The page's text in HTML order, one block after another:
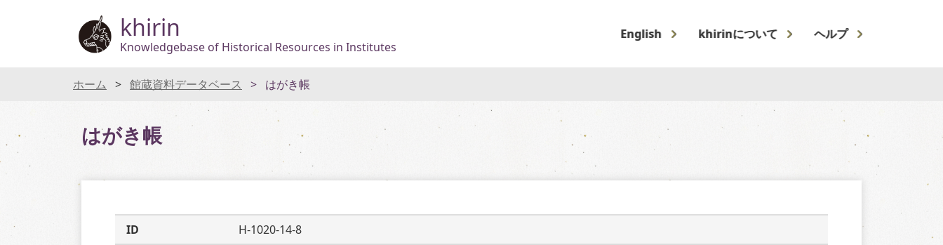
khirin
Knowledgebase of Historical Resources in Institutes
English khirinについて ヘルプ
ホーム 館蔵資料データベース はがき帳
はがき帳
ID
H-1020-14-8